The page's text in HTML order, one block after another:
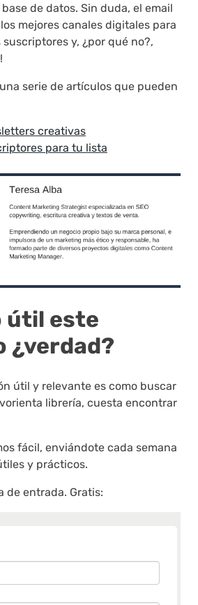
de datos. Sin duda, el email
mejores canales digitales para
y, ¿por qué no?,
serie de artículos que pueden
creativas
para tu lista
útil este
¿verdad?
útil y relevante es como buscar
librería, cuesta encontrar
fácil, enviándote cada semana
y prácticos.
de entrada. Gratis: